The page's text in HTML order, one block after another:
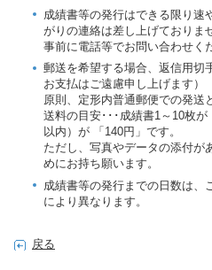
成績書等の発行はできる限り速
がりの連絡は差し上げておりま
事前に電話等でお問い合わせく
郵送を希望する場合、返信用切
お支払はご遠慮申し上げます）
原則、定形内普通郵便での発送
送料の目安･･･成績書1～10枚
以内）が 「140円」です。
ただし、写真やデータの添付が
めにお持ち願います。
成績書等の発行までの日数は、
により異なります。
戻る